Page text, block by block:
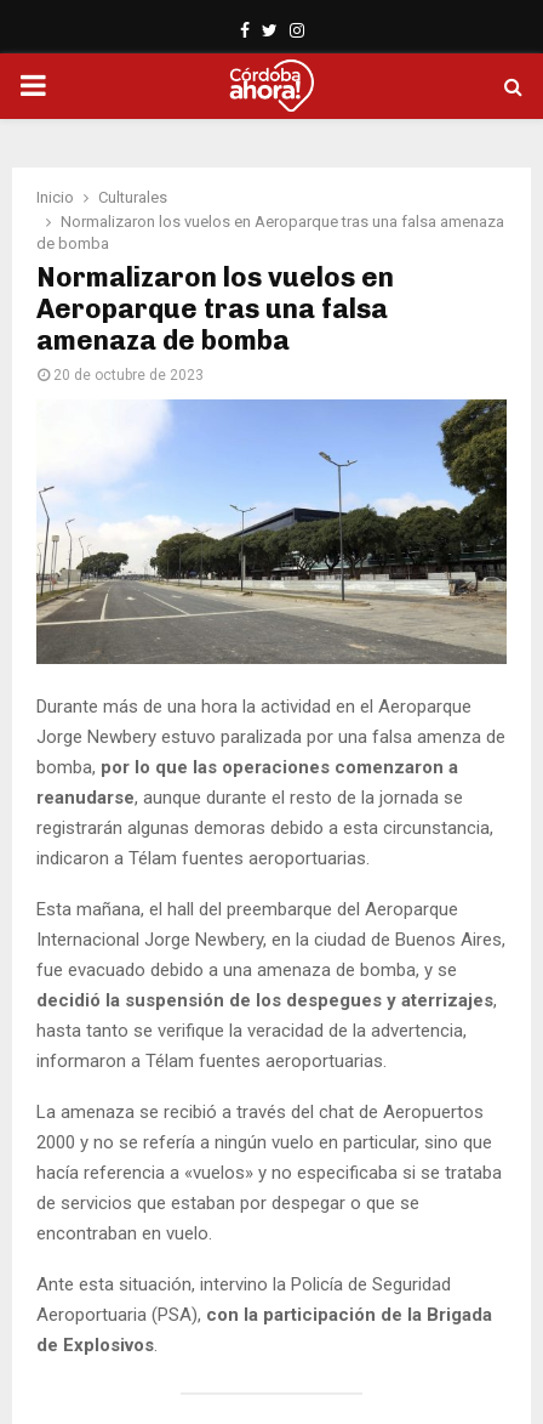
Facebook
TwitterInstagram
PRIMARY
Inicio
Culturales
Normalizaron los vuelos en Aeroparque tras una falsa amenaza
de bomba
Normalizaron los vuelos en
Aeroparque tras una falsa
amenaza de bomba
20 de octubre de 2023
Durante más de una hora la actividad en el Aeroparque
Jorge Newbery estuvo paralizada por una falsa amenza de
bomba, por lo que las operaciones comenzaron a
reanudarse, aunque durante el resto de la jornada se
registrarán algunas demoras debido a esta circunstancia,
indicaron a Télam fuentes aeroportuarias.
Esta mañana, el hall del preembarque del Aeroparque
Internacional Jorge Newbery, en la ciudad de Buenos Aires,
fue evacuado debido a una amenaza de bomba, y se
decidió la suspensión de los despegues y aterrizajes,
hasta tanto se verifique la veracidad de la advertencia,
informaron a Télam fuentes aeroportuarias.
La amenaza se recibió a través del chat de Aeropuertos
2000 y no se refería a ningún vuelo en particular, sino que
hacía referencia a «vuelos» y no especificaba si se trataba
de servicios que estaban por despegar o que se
encontraban en vuelo.
Ante esta situación, intervino la Policía de Seguridad
Aeroportuaria (PSA), con la participación de la Brigada
de Explosivos.